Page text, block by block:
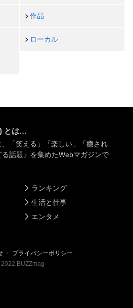
作品
ローカル
とは…
「笑える」「楽しい」「癒され
話題』を集めたWebマガジンで
ランキング
生活と仕事
エンタメ
・ プライバシーポリシー
2022 BUZZmag